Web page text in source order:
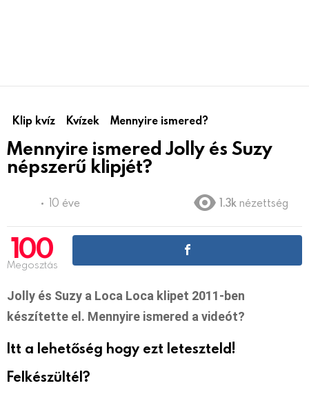
Klip kvíz Kvízek Mennyire ismered?
Mennyire ismered Jolly és Suzy
népszerű klipjét?
10 éve 1.3k nézettség
100
Megosztás
Jolly és Suzy a Loca Loca klipet 2011-ben
készítette el. Mennyire ismered a videót?
Itt a lehetőség hogy ezt leteszteld!
Felkészültél?